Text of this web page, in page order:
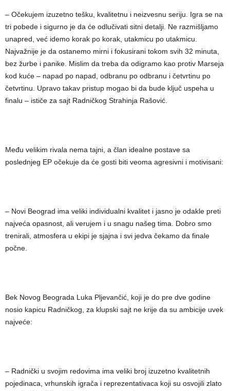
– Očekujem izuzetno tešku, kvalitetnu i neizvesnu seriju. Igra se na
tri pobede i sigurno je da će odlučivati sitni detalji. Ne razmišljamo
unapred, već idemo korak po korak, utakmicu po utakmicu.
Najvažnije je da ostanemo mirni i fokusirani tokom svih 32 minuta,
bez žurbe i panike. Mislim da treba da odigramo kao protiv Marseja
kod kuće – napad po napad, odbranu po odbranu i četvrtinu po
četvrtinu. Upravo takav pristup mogao bi da bude ključ uspeha u
finalu – ističe za sajt Radničkog Strahinja Rašović.
Među velikim rivala nema tajni, a član idealne postave sa
poslednjeg EP očekuje da će gosti biti veoma agresivni i motivisani:
– Novi Beograd ima veliki individualni kvalitet i jasno je odakle preti
najveća opasnost, ali verujem i u snagu našeg tima. Dobro smo
trenirali, atmosfera u ekipi je sjajna i svi jedva čekamo da finale
počne.
Bek Novog Beograda Luka Pljevančić, koji je do pre dve godine
nosio kapicu Radničkog, za klupski sajt ne krije da su ambicije uvek
najveće:
– Radnički u svojim redovima ima veliki broj izuzetno kvalitetnih
pojedinaca, vrhunskih igrača i reprezentativaca koji su osvojili zlato